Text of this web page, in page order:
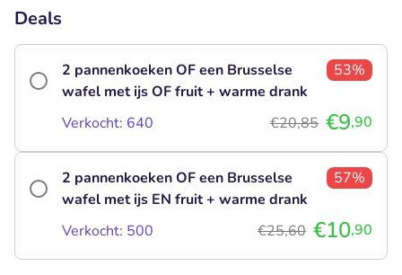
Deals
2 pannenkoeken OF een Brusselse
wafel met ijs OF fruit + warme drank
53%
Verkocht: 640 €20,85 €9,90
2 pannenkoeken OF een Brusselse
wafel met ijs EN fruit + warme drank
57%
Verkocht: 500 €25,60 €10,90